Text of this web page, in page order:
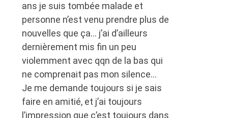
ans je suis tombée malade et
personne n’est venu prendre plus de
nouvelles que ça… j’ai d’ailleurs
dernièrement mis fin un peu
violemment avec qqn de la bas qui
ne comprenait pas mon silence…
Je me demande toujours si je sais
faire en amitié, et j’ai toujours
l’impression que c’est toujours dans